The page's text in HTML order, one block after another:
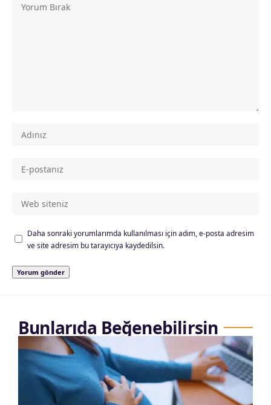
Daha sonraki yorumlarımda kullanılması için adım, e-posta adresim
ve site adresim bu tarayıcıya kaydedilsin.
Bunlarıda Beğenebilirsin